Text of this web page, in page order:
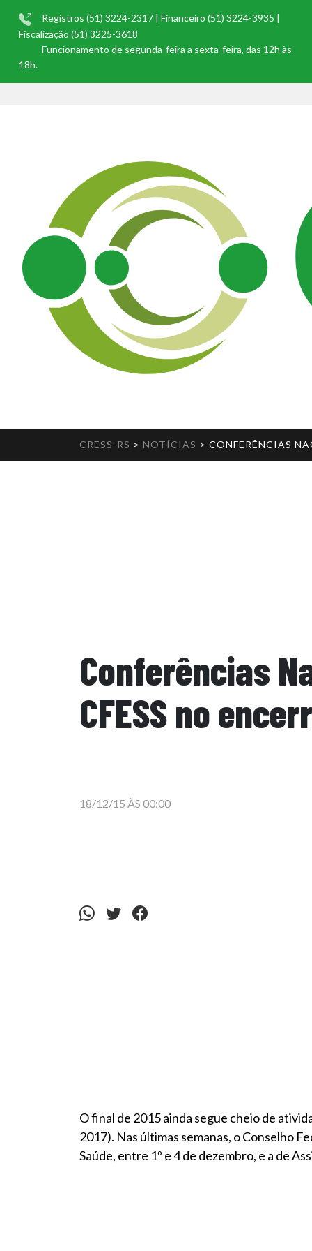
Registros (51) 3224-2317 | Financeiro (51) 3224-3935 |
Fiscalização (51) 3225-3618
Funcionamento de segunda-feira a sexta-feira, das 12h às
18h.
CRESS-RS > NOTÍCIAS > CONFERÊNCIAS
Conferências
CFESS no
18/12/15 ÀS 00:00
O final de 2015 ainda segue cheio de
2017). Nas últimas semanas, o Conselho
Saúde, entre 1º e 4 de dezembro, e a de